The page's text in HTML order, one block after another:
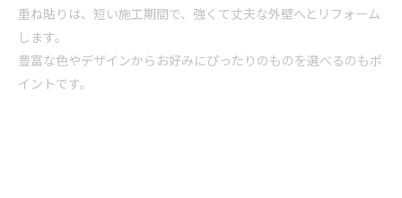
重ね貼りは、短い施工期間で、強くて丈夫な外壁へと リフォーム
します。
豊富な色やデザインからお好みにぴったりのものを選べるのもポ
イントです。